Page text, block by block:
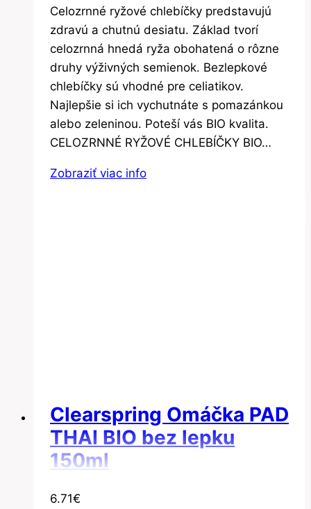
Celozrnné ryžové chlebíčky predstavujú
zdravú a chutnú desiatu. Základ tvorí
celozrnná hnedá ryža obohatená o rôzne
druhy výživných semienok. Bezlepkové
chlebíčky sú vhodné pre celiatikov.
Najlepšie si ich vychutnáte s pomazánkou
alebo zeleninou. Poteší vás BIO kvalita.
CELOZRNNÉ RYŽOVÉ CHLEBÍČKY BIO…
Zobraziť viac info
Clearspring Omáčka PAD
THAI BIO bez lepku
150ml
6.71€